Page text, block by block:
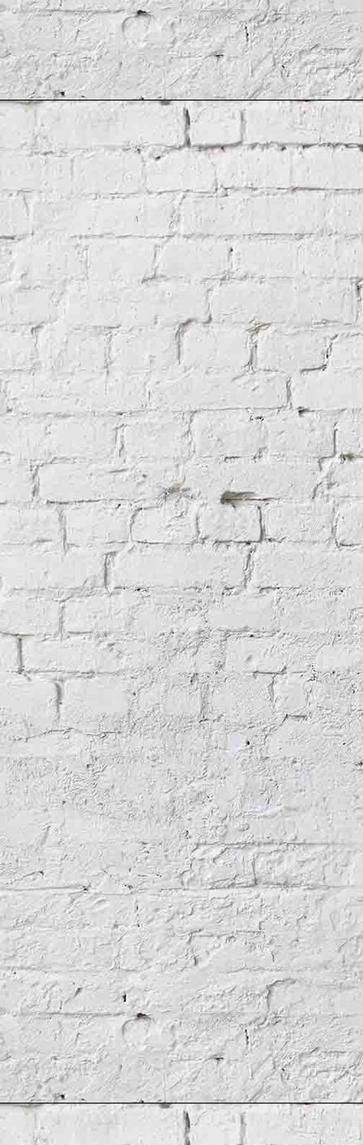
Deutsche Gesellschaft für Flaggenkunde (DGF)
Nordische Flaggengesellschaft